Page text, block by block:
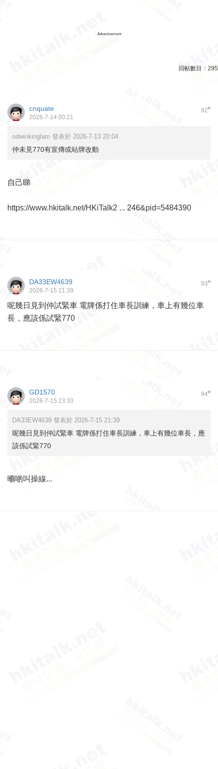
Advertisement
回帖數目： 295
92#
cnquate
2026-7-14 00:21
odwinkinglam 發表於 2026-7-13 20:04
仲未見770有宣傳或站牌改動
自己睇
https://www.hkitalk.net/HKiTalk2 ... 246&pid=5484390
93#
DA33EW4639
2026-7-15 21:39
呢幾日見到仲試緊車 電牌係打住車長訓練，車上有幾位車
長，應該係試緊770
94#
GD1570
2026-7-15 23:33
DA33EW4639 發表於 2026-7-15 21:39
呢幾日見到仲試緊車 電牌係打住車長訓練，車上有幾位車長，應
該係試緊770
嗰啲叫操線...